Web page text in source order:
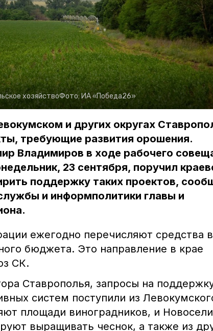
хозяйствоФото: ИА «Победа26»
и других округах
требующие развития орошения.
Владимиров в ходе рабочего
23 сентября, поручил
поддержку таких проектов,
и информполитики главы и
ежегодно перечисляют средства
бюджета. Это направление в крае
СК.
Ставрополья, запросы на
систем поступили из
площади виноградников, и
выращивать чеснок, а также из